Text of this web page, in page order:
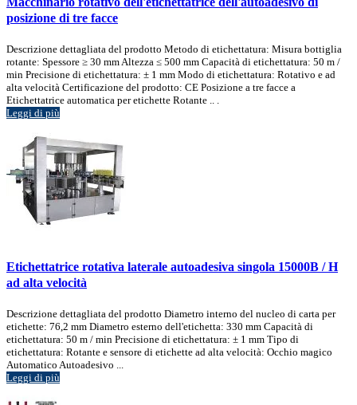
posizione di tre facce
Descrizione dettagliata del prodotto Metodo di etichettatura: Misura bottiglia
rotante: Spessore ≥ 30 mm Altezza ≤ 500 mm Capacità di etichettatura: 50 m /
min Precisione di etichettatura: ± 1 mm Modo di etichettatura: Rotativo e ad
alta velocità Certificazione del prodotto: CE Posizione a tre facce a
Etichettatrice automatica per etichette Rotante .. .
Leggi di più
Etichettatrice rotativa laterale autoadesiva singola 15000B / H
ad alta velocità
Descrizione dettagliata del prodotto Diametro interno del nucleo di carta per
etichette: 76,2 mm Diametro esterno dell'etichetta: 330 mm Capacità di
etichettatura: 50 m / min Precisione di etichettatura: ± 1 mm Tipo di
etichettatura: Rotante e sensore di etichette ad alta velocità: Occhio magico
Automatico Autoadesivo ...
Leggi di più